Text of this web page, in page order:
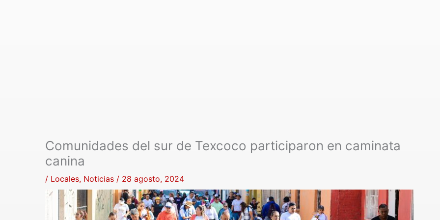
Comunidades del sur de Texcoco participaron en caminata
canina
/ Locales, Noticias / 28 agosto, 2024